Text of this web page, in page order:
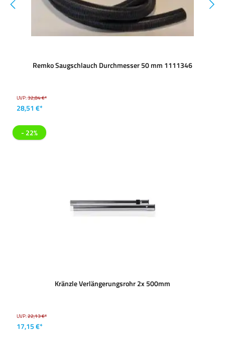
Remko Saugschlauch Durchmesser 50 mm 1111346
UVP:32,84 €*
28,51 €*
- 22%
Kränzle Verlängerungsrohr 2x 500mm
UVP:22,13 €*
17,15 €*